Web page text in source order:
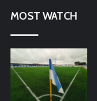
MOST WATCH